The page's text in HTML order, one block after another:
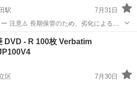
駅
7月31日
注意⚠️ 長期保管のため、劣化による記
理解の上、ご連絡ください。 下記、
場所】 ・交野市藤が尾フレンドタウン
映像プレーヤー、レコーダー
DVD - R 100枚 Verbatim
区
7月30日